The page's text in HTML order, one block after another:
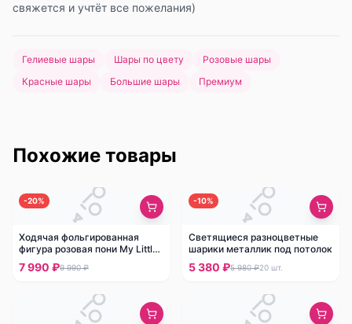
свяжется и учтёт все пожелания)
Гелиевые шары Шары по цвету
Розовые шары
Красные шары
Большие шары Премиум
Похожие товары
-20%
Ходячая фольгированная
фигура розовая пони My Little
Pony
7 990 ₽9 990 ₽
-10%
Светящиеся разноцветные
шарики металлик под потолок
5 380 ₽5 980 ₽20 шт.